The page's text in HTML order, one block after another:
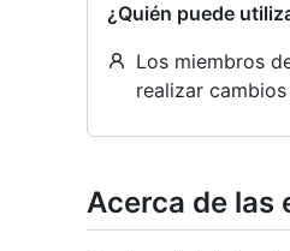
¿Quién puede
Los miembros
realizar
Acerca de las